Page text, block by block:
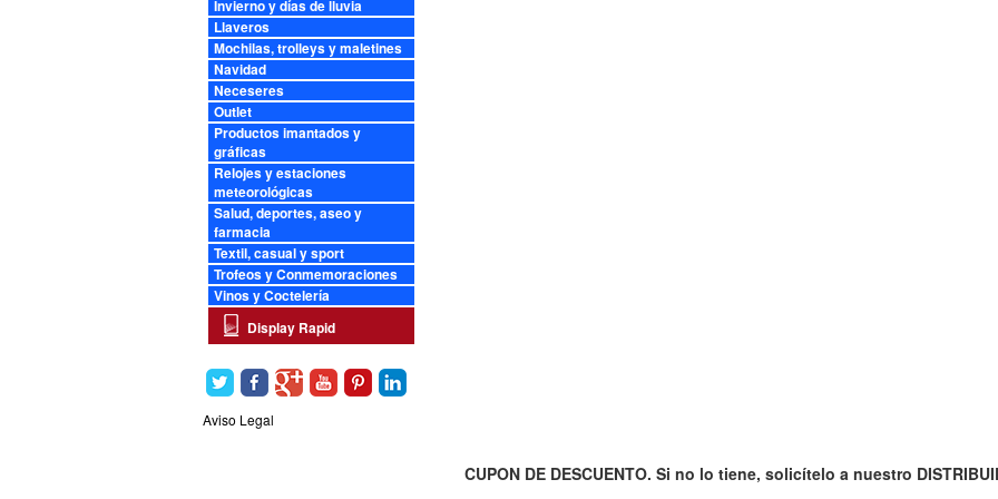
Invierno y días de lluvia
Llaveros
Mochilas, trolleys y maletines
Navidad
Neceseres
Outlet
Productos imantados y
gráficas
Relojes y estaciones
meteorológicas
Salud, deportes, aseo y
farmacia
Textil, casual y sport
Trofeos y Conmemoraciones
Vinos y Coctelería
Display Rapid
Aviso Legal
CUPON DE DESCUENTO. Si no lo tiene, solicítelo a nuestro